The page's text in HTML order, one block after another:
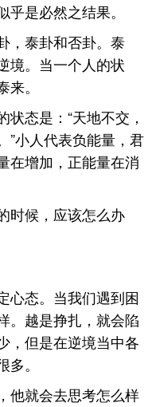
是必然之结果。
泰卦和否卦。泰
境。当一个人的状
。
态是：“天地不交，
”小人代表负能量，君
在增加，正能量在消
候，应该怎么办
态。当我们遇到困
。越是挣扎，就会陷
，但是在逆境当中各
。
就会去思考怎么样